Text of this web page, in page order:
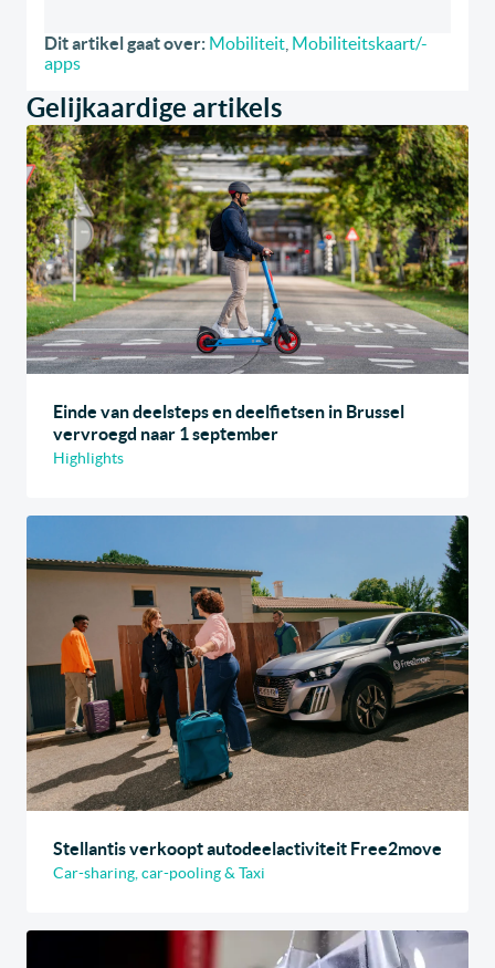
Dit artikel gaat over: Mobiliteit Mobiliteitskaart/-
apps
Gelijkaardige artikels
Einde van deelsteps en deelfietsen in Brussel
vervroegd naar 1 september
Highlights
Stellantis verkoopt autodeelactiviteit Free2move
Car-sharing, car-pooling & Taxi